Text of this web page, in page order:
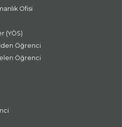
Ofisi
(YÖS)
Öğrenci
Öğrenci